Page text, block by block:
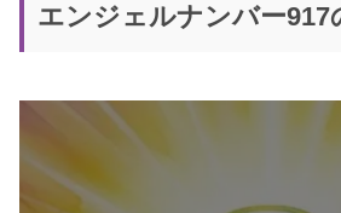
エンジェルナンバー917